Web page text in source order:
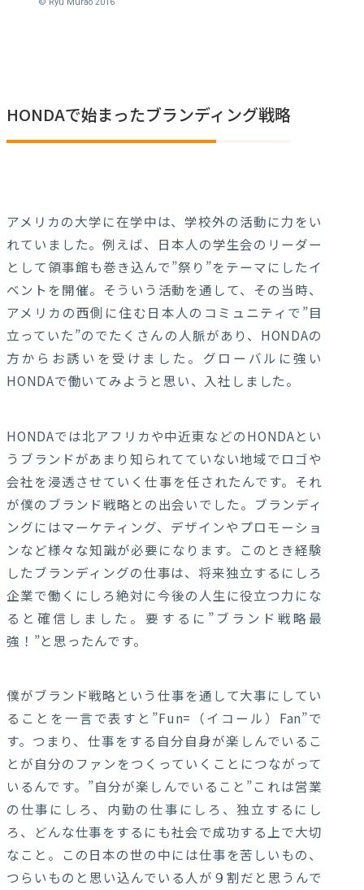
HONDAで始まったブランディング戦略
アメリカの大学に在学中は、学校外の活動に力をい
れていました。例えば、日本人の学生会のリーダー
として領事館も巻き込んで”祭り”をテーマにしたイ
ベントを開催。そういう活動を通して、その当時、
アメリカの西側に住む日本人のコミュニティで”目
立っていた”のでたくさんの人脈があり、HONDAの
方からお誘いを受けました。グローバルに強い
HONDAで働いてみようと思い、入社しました。
HONDAでは北アフリカや中近東などのHONDAとい
うブランドがあまり知られてていない地域でロゴや
会社を浸透させていく仕事を任されたんです。それ
が僕のブランド戦略との出会いでした。ブランディ
ングにはマーケティング、デザインやプロモーショ
ンなど様々な知識が必要になります。このとき経験
したブランディングの仕事は、将来独立するにしろ
企業で働くにしろ絶対に今後の人生に役立つ力にな
ると確信しました。要するに”ブランド戦略最
強！”と思ったんです。
僕がブランド戦略という仕事を通して大事にしてい
ることを一言で表すと”Fun=（イコール）Fan”で
す。つまり、仕事をする自分自身が楽しんでいるこ
とが自分のファンをつくっていくことにつながって
いるんです。”自分が楽しんでいること”これは営業
の仕事にしろ、内勤の仕事にしろ、独立するにし
ろ、どんな仕事をするにも社会で成功する上で大切
なこと。この日本の世の中には仕事を苦しいもの、
つらいものと思い込んでいる人が９割だと思うんで
© Ryu Murao 2016